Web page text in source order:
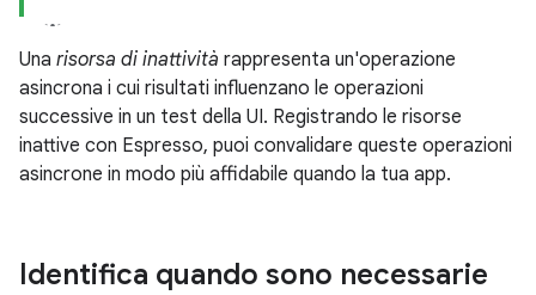
Una risorsa di inattività rappresenta un'operazione
asincrona i cui risultati influenzano le operazioni
successive in un test della UI. Registrando le risorse
inattive con Espresso, puoi convalidare queste operazioni
asincrone in modo più affidabile quando la tua app.
Identifica quando sono necessarie